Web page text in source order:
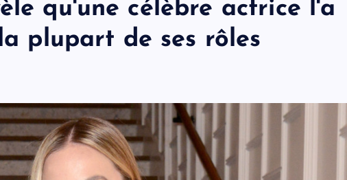
qu'une célèbre actrice l'a
plupart de ses rôles